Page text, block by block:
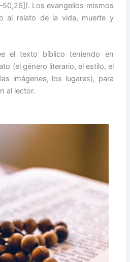
Los evangelios mismos
al relato de la vida, muerte y
el texto bíblico teniendo en
(el género literario, el estilo, el
imágenes, los lugares), para
al lector.